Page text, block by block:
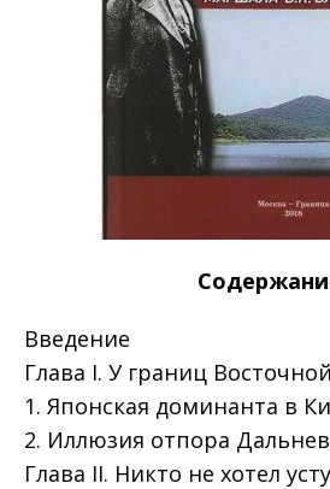
Введение
Глава I. У границ
1. Японская доминанта в
2. Иллюзия отпора
Глава II. Никто не хотел